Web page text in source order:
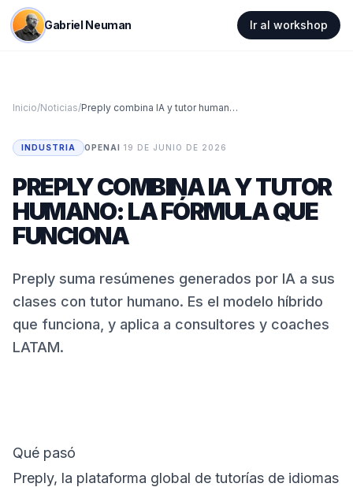
Gabriel Neuman Ir al workshop
Inicio/Noticias/ Preply combina IA y tutor humano: la fórmula que funciona
INDUSTRIA OPENAI ·19 DE JUNIO DE 2026
PREPLY COMBINA IA Y TUTOR
HUMANO: LA FÓRMULA QUE
FUNCIONA
Preply suma resúmenes generados por IA a sus
clases con tutor humano. Es el modelo híbrido
que funciona, y aplica a consultores y coaches
LATAM.
Qué pasó
Preply, la plataforma global de tutorías de idiomas